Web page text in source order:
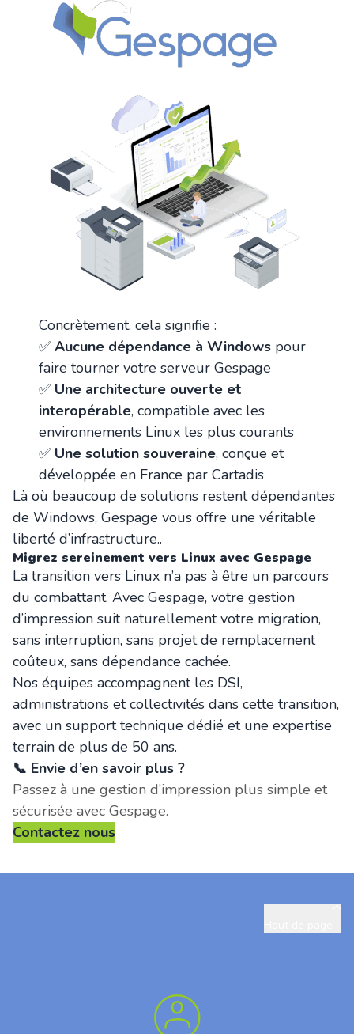
Concrètement, cela signifie :
✅Aucune dépendance à Windows pour
faire tourner votre serveur Gespage
✅ Une architecture ouverte et
interopérable, compatible avec les
environnements Linux les plus courants
✅ Une solution souveraine, conçue et
développée en France par Cartadis
Là où beaucoup de solutions restent dépendantes
de Windows, Gespage vous offre une véritable
liberté d’infrastructure..
Migrez sereinement vers Linux avec Gespage
La transition vers Linux n’a pas à être un parcours
du combattant. Avec Gespage, votre gestion
d’impression suit naturellement votre migration,
sans interruption, sans projet de remplacement
coûteux, sans dépendance cachée.
Nos équipes accompagnent les DSI,
administrations et collectivités dans cette transition,
avec un support technique dédié et une expertise
terrain de plus de 50 ans.
📞 Envie d’en savoir plus ?
Passez à une gestion d’impression plus simple et
sécurisée avec Gespage.
Contactez nous